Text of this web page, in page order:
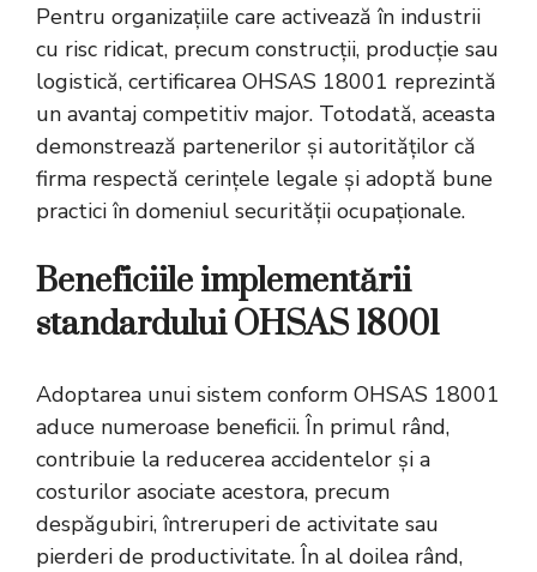
Pentru organizațiile care activează în industrii
cu risc ridicat, precum construcții, producție sau
logistică, certificarea OHSAS 18001 reprezintă
un avantaj competitiv major. Totodată, aceasta
demonstrează partenerilor și autorităților că
firma respectă cerințele legale și adoptă bune
practici în domeniul securității ocupaționale.
Beneficiile implementării
standardului OHSAS 18001
Adoptarea unui sistem conform OHSAS 18001
aduce numeroase beneficii. În primul rând,
contribuie la reducerea accidentelor și a
costurilor asociate acestora, precum
despăgubiri, întreruperi de activitate sau
pierderi de productivitate. În al doilea rând,